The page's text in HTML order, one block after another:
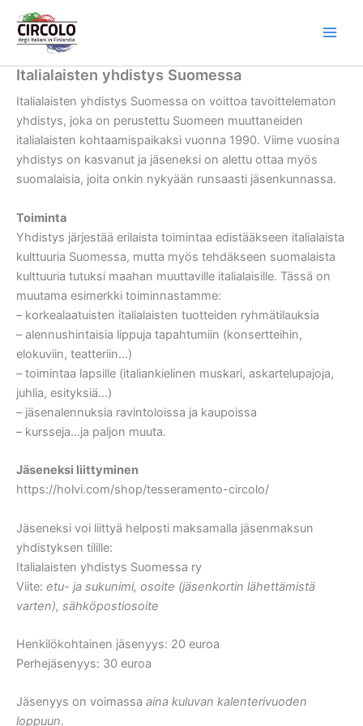
contenuto
Italialaisten yhdistys Suomessa
Italialaisten yhdistys Suomessa on voittoa tavoittelematon
yhdistys, joka on perustettu Suomeen muuttaneiden
italialaisten kohtaamispaikaksi vuonna 1990. Viime vuosina
yhdistys on kasvanut ja jäseneksi on alettu ottaa myös
suomalaisia, joita onkin nykyään runsaasti jäsenkunnassa.
Toiminta
Yhdistys järjestää erilaista toimintaa edistääkseen italialaista
kulttuuria Suomessa, mutta myös tehdäkseen suomalaista
kulttuuria tutuksi maahan muuttaville italialaisille. Tässä on
muutama esimerkki toiminnastamme:
– korkealaatuisten italialaisten tuotteiden ryhmätilauksia
– alennushintaisia lippuja tapahtumiin (konsertteihin,
elokuviin, teatteriin…)
– toimintaa lapsille (italiankielinen muskari, askartelupajoja,
juhlia, esityksiä…)
– jäsenalennuksia ravintoloissa ja kaupoissa
– kursseja…ja paljon muuta.
Jäseneksi liittyminen
https://holvi.com/shop/tesseramento-circolo/
Jäseneksi voi liittyä helposti maksamalla jäsenmaksun
yhdistyksen tilille:
Italialaisten yhdistys Suomessa ry
Viite: etu- ja sukunimi, osoite (jäsenkortin lähettämistä
varten), sähköpostiosoite
Henkilökohtainen jäsenyys: 20 euroa
Perhejäsenyys: 30 euroa
Jäsenyys on voimassa aina kuluvan kalenterivuoden
loppuun.